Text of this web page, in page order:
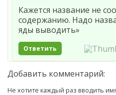
Кажется название не
содержанию. Надо
яды выводить»
Ответить
Добавить комментарий:
Не хотите каждый раз вводить